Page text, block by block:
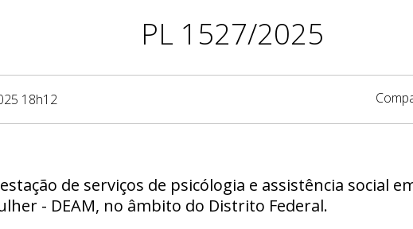
PL 1527/2025
18h12
de serviços de psicólogia e assistência social
- DEAM, no âmbito do Distrito Federal.